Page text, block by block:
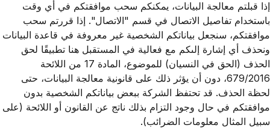
إذا قبلتم معالجة البيانات، يمكنكم سحب موافقتكم في أي وقت
باستخدام تفاصيل الاتصال في قسم "الاتصال". إذا قررتم سحب
موافقتكم، سنجعل بياناتكم الشخصية غير معروفة في قاعدة البيانات
ونحذف أي إشارة إلىكم مع فعالية في المستقبل هنا تطبيقًا لحق
الحذف (الحق في النسيان) للموضوع، المادة 17 من اللائحة
679/2016، دون أن يؤثر ذلك على قانونية معالجة البيانات، حتى
لحظة الحذف. قد تحتفظ الشركة ببعض بياناتكم الشخصية بدون
موافقتكم في حال وجود التزام بذلك ناتج عن القانون أو اللائحة (على
سبيل المثال معلومات الضرائب).